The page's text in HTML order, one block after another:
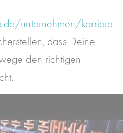
unternehmen/karriere
dass Deine
den richtigen